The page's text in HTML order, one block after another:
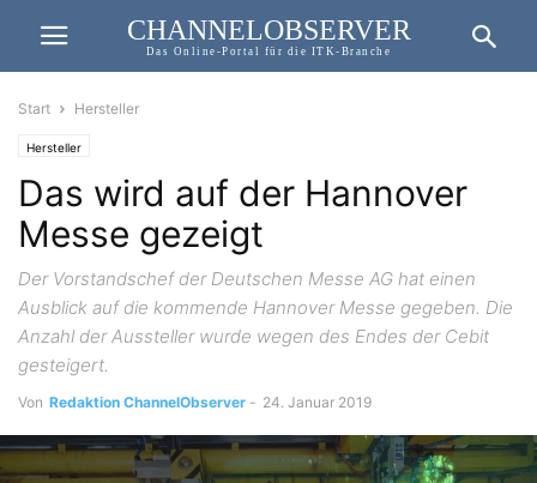
CHANNELOBSERVER
Das Online-Portal für die ITK-Branche
Start Hersteller
Hersteller
Das wird auf der Hannover
Messe gezeigt
Der Vorstandschef der Deutschen Messe AG hat einen
Ausblick auf die kommende Hannover Messe gegeben. Die
Anzahl der Aussteller wurde wegen des Endes der Cebit
gesteigert.
Von Redaktion ChannelObserver - 24. Januar 2019